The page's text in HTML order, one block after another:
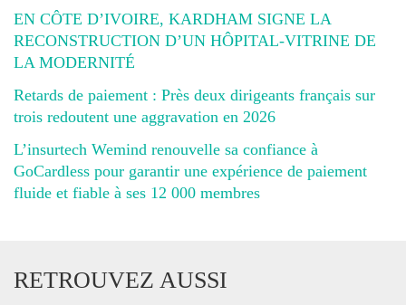
EN CÔTE D’IVOIRE, KARDHAM SIGNE LA
RECONSTRUCTION D’UN HÔPITAL-VITRINE DE
LA MODERNITÉ
Retards de paiement : Près deux dirigeants français sur
trois redoutent une aggravation en 2026
L’insurtech Wemind renouvelle sa confiance à
GoCardless pour garantir une expérience de paiement
fluide et fiable à ses 12 000 membres
RETROUVEZ AUSSI